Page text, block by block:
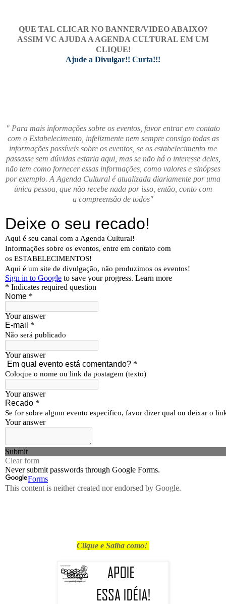
QUE TAL CLICAR NO BANNER/VIDEO ABAIXO?
ASSIM VC AJUDA A AGENDA CULTURAL EM UM
CLIQUE!
Ajude a Divulgar!! Curta!!!
" Para mais informações sobre os eventos, favor entrar em contato
com o Estabelecimento, infelizmente nem sempre consigo todas as
informações possíveis sobre os eventos, se os estabelecimento me
passasse sem dúvidas estaria aqui, mas se não há o interesse deles,
não tem como fornecer essas informações, como valores e sinópses
por exemplo. A Agenda Cultural é atualizada diariamente por uma
única pessoa, que não recebe nada por isso, então, conto com
a compreensão de todos"
Clique e Saiba como!